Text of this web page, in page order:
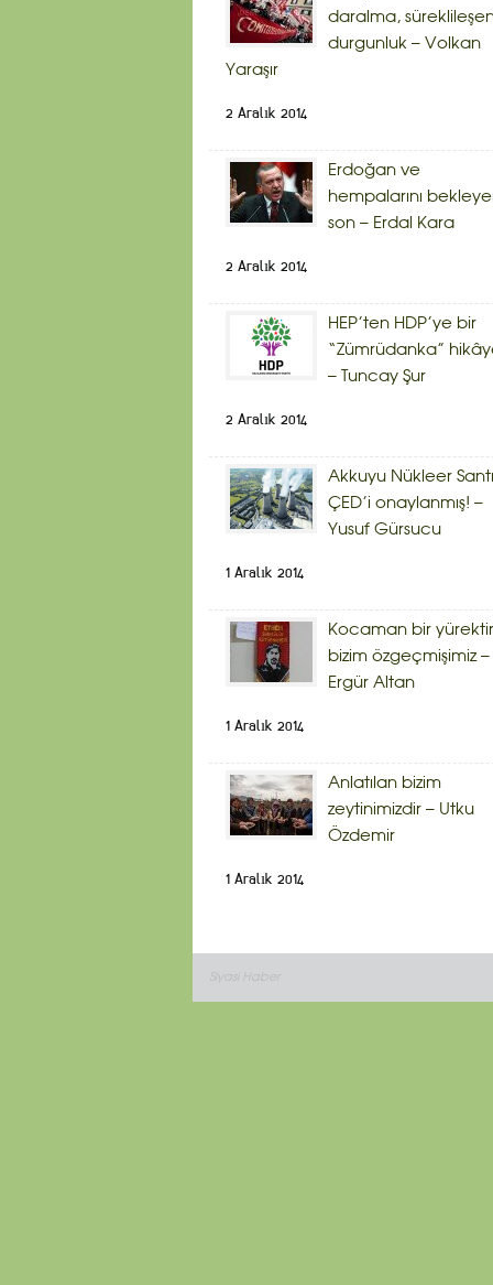
daralma,
durgunluk – Volkan
Yaraşır
2 Aralık 2014
Erdoğan ve
hempalarını
son – Erdal Kara
2 Aralık 2014
HEP’ten HDP’ye bir
“Zümrüdanka”
– Tuncay Şur
2 Aralık 2014
Akkuyu Nükleer
ÇED’i onaylanmış! –
Yusuf Gürsucu
1 Aralık 2014
Kocaman bir yürektir
bizim özgeçmişimiz –
Ergür Altan
1 Aralık 2014
Anlatılan bizim
zeytinimizdir – Utku
Özdemir
1 Aralık 2014
Siyasi Haber